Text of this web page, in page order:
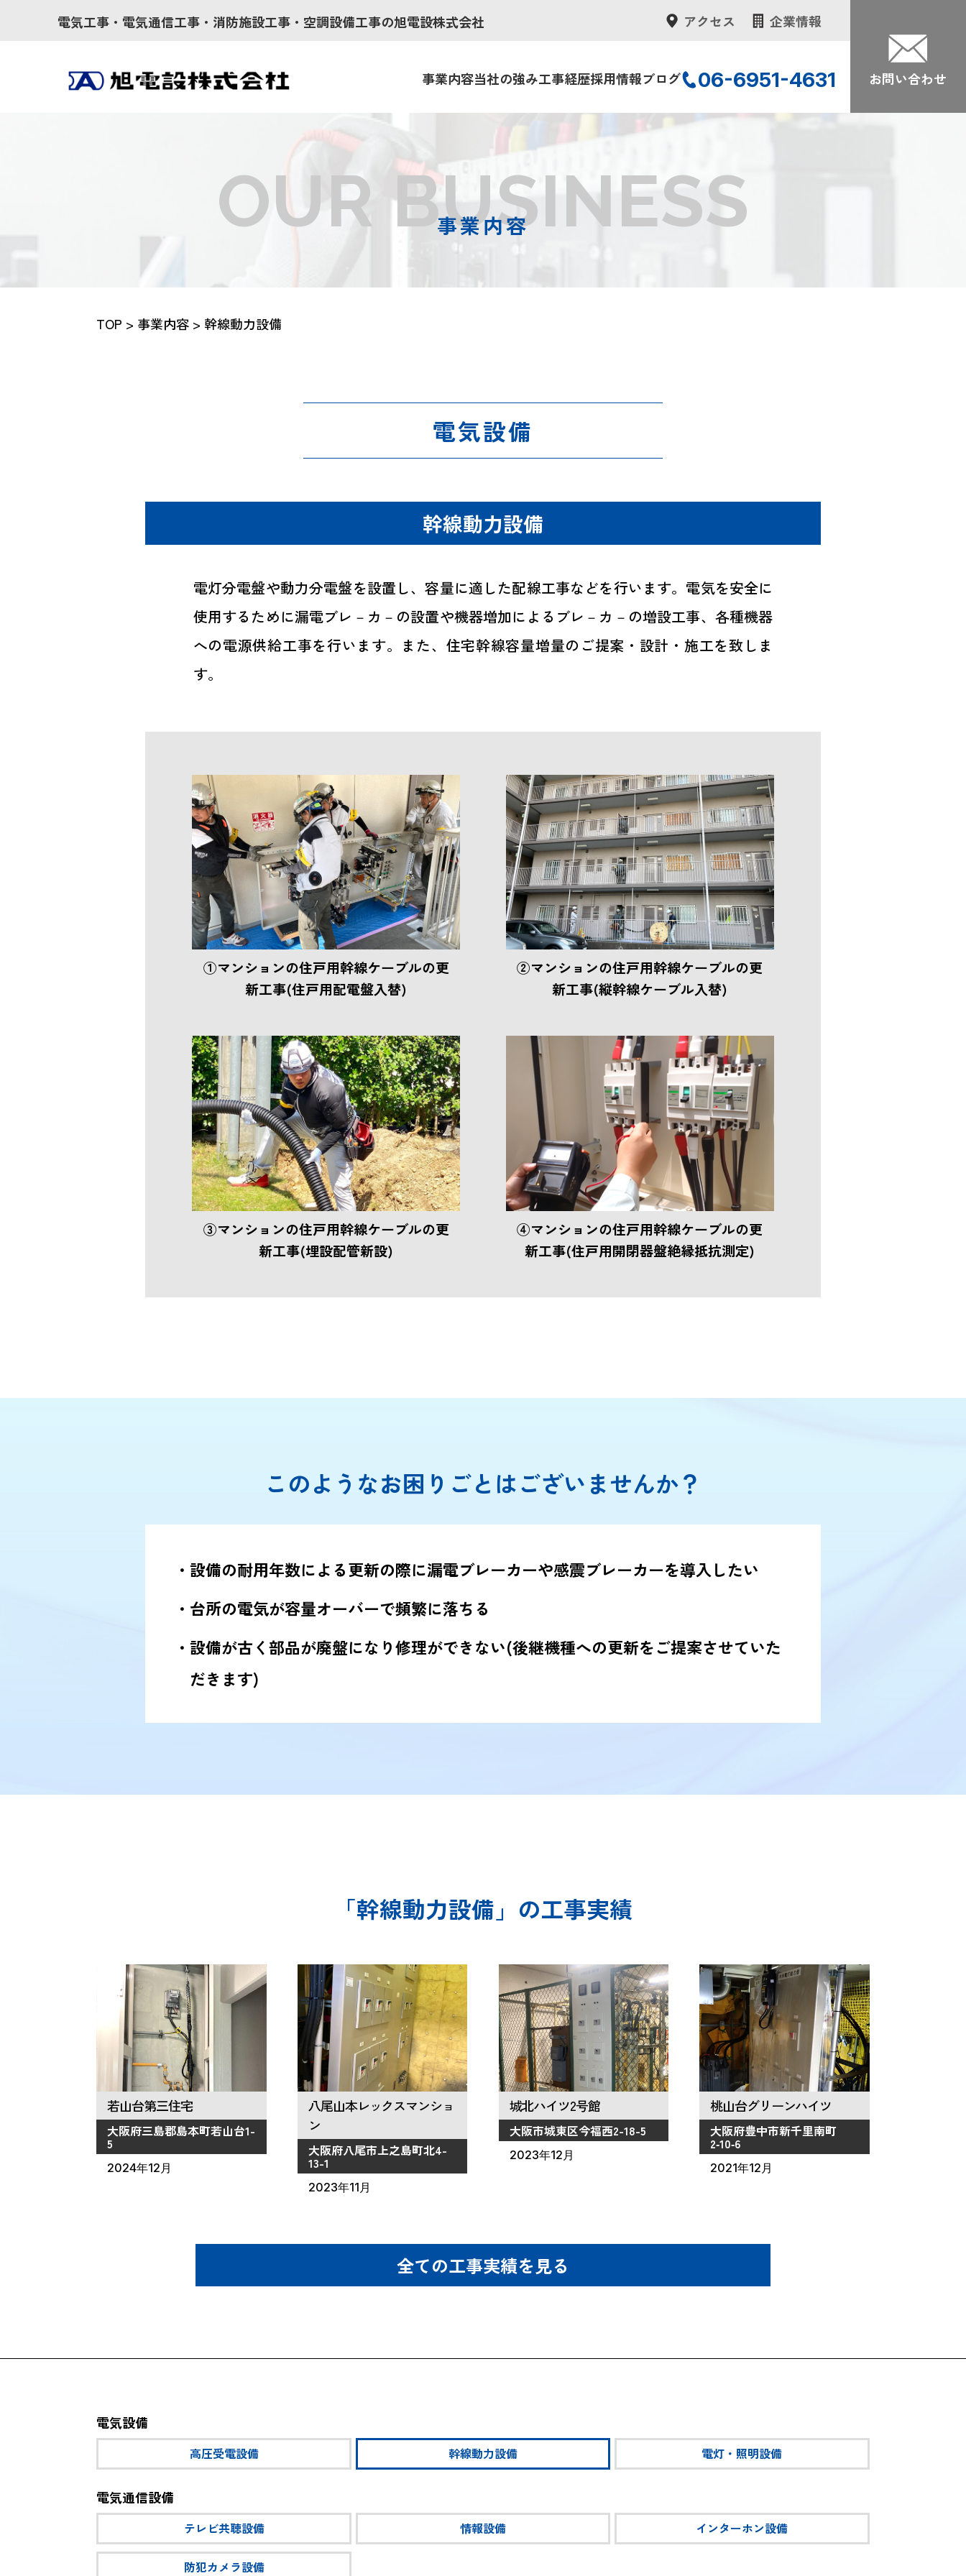
電気工事・電気通信工事・消防施設工事・空調設備工事の旭電設株式会社 アクセス 企業情報
事業内容当社の強み工事経歴採用情報ブログ 06-6951-4631 お問い合わせ
OUR BUSINESS
事業内容
TOP > 事業内容 > 幹線動力設備
電気設備
幹線動力設備
電灯分電盤や動力分電盤を設置し、容量に適した配線工事などを行います。電気を安全に
使用するために漏電ブレ－カ－の設置や機器増加によるブレ－カ－の増設工事、各種機器
への電源供給工事を行います。また、住宅幹線容量増量のご提案・設計・施工を致しま
す。
①マンションの住戸用幹線ケーブルの更
新工事(住戸用配電盤入替)
②マンションの住戸用幹線ケーブルの更
新工事(縦幹線ケーブル入替)
③マンションの住戸用幹線ケーブルの更
新工事(埋設配管新設)
④マンションの住戸用幹線ケーブルの更
新工事(住戸用開閉器盤絶縁抵抗測定)
このようなお困りごとはございませんか？
設備の耐用年数による更新の際に漏電ブレーカーや感震ブレーカーを導入したい
台所の電気が容量オーバーで頻繁に落ちる
設備が古く部品が廃盤になり修理ができない(後継機種への更新をご提案させていた
だきます)
「幹線動力設備」の工事実績
若山台第三住宅
大阪府三島郡島本町若山台1-
5
2024年12月
八尾山本レックスマンショ
ン
大阪府八尾市上之島町北4-
13-1
2023年11月
城北ハイツ2号館
大阪市城東区今福西2-18-5
2023年12月
桃山台グリーンハイツ
大阪府豊中市新千里南町
2‑10‑6
2021年12月
全ての工事実績を見る
電気設備
高圧受電設備 幹線動力設備 電灯・照明設備
電気通信設備
テレビ共聴設備 情報設備 インターホン設備
防犯カメラ設備